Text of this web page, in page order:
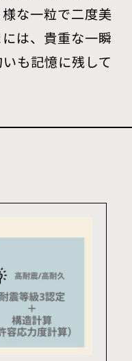
な一粒で二度美
は、貴重な一瞬
も記憶に残して